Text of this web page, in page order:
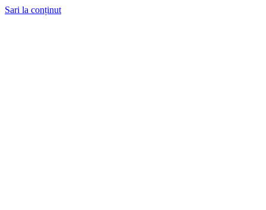
Sari la conținut